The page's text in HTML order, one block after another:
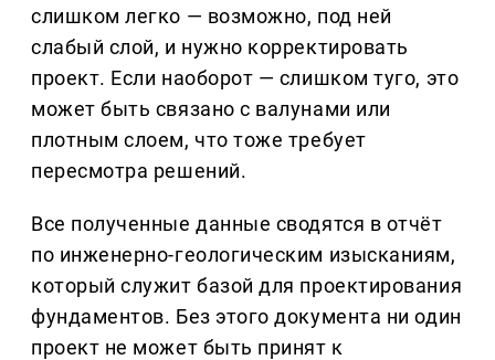
слишком легко — возможно, под ней
слабый слой, и нужно корректировать
проект. Если наоборот — слишком туго, это
может быть связано с валунами или
плотным слоем, что тоже требует
пересмотра решений.
Все полученные данные сводятся в отчёт
по инженерно-геологическим изысканиям,
который служит базой для проектирования
фундаментов. Без этого документа ни один
проект не может быть принят к